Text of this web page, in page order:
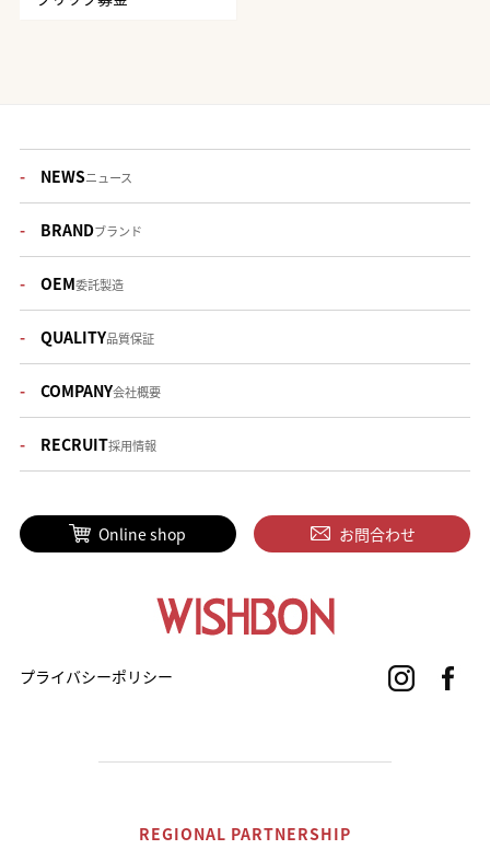
NEWSニュース
BRANDブランド
OEM委託製造
QUALITY品質保証
COMPANY会社概要
RECRUIT採用情報
Online shop お問合わせ
プライバシーポリシー
REGIONAL PARTNERSHIP